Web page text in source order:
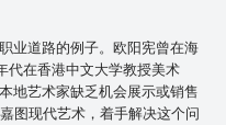
业道路的例子。欧阳宪曾在海
代在香港中文大学教授美术
地艺术家缺乏机会展示或销售
图现代艺术，着手解决这个问